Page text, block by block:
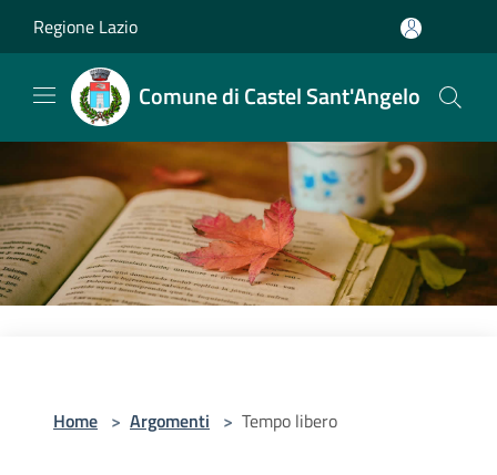
Regione Lazio
Comune di Castel Sant'Angelo
Home > Argomenti > Tempo libero